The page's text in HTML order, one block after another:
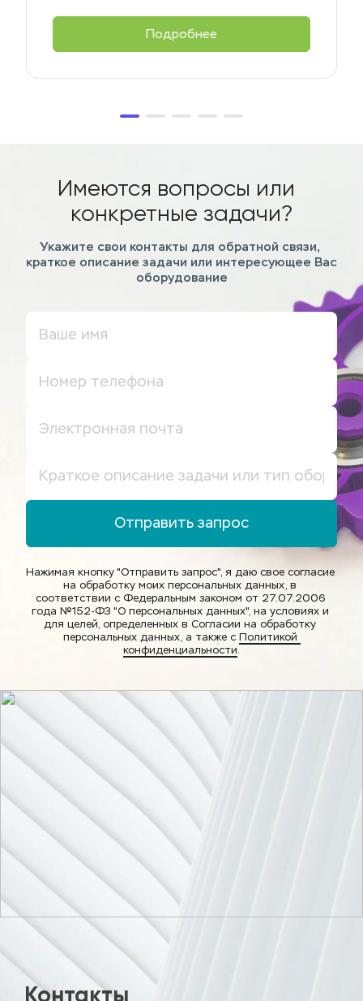
Подробнее
Имеются вопросы или
конкретные задачи?
Укажите свои контакты для обратной связи,
краткое описание задачи или интересующее Вас
оборудование
Отправить запрос
Нажимая кнопку "Отправить запрос", я даю свое согласие
на обработку моих персональных данных, в
соответствии с Федеральным законом от 27.07.2006
года №152-ФЗ "О персональных данных", на условиях и
для целей, определенных в Согласии на обработку
персональных данных, а также с
конфиденциальности.
Контакты